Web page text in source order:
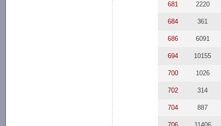
681 2220
684 361
686 6091
694 10155
700 1026
702 314
704 887